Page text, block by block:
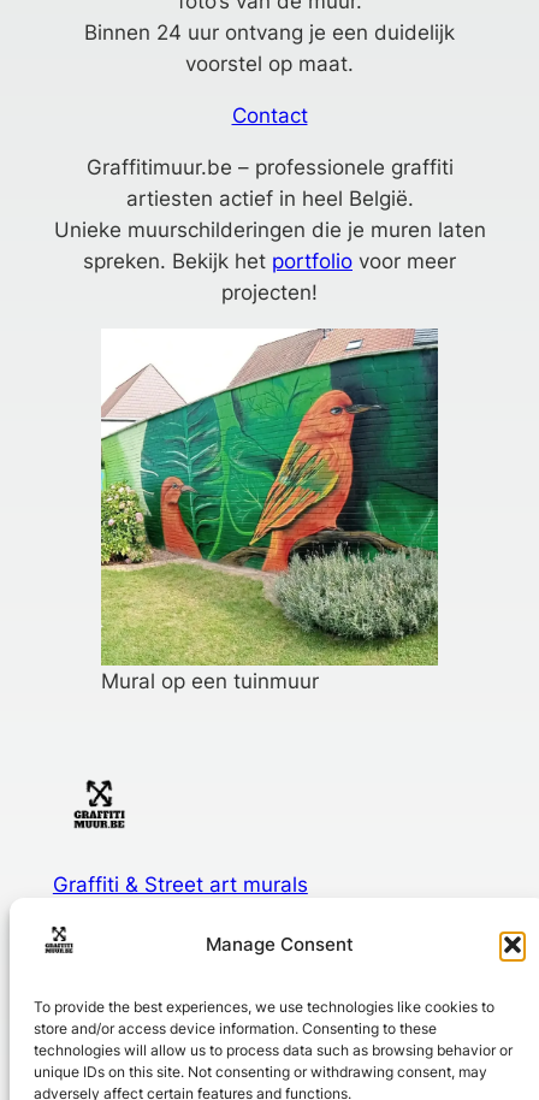
Manage Consent
To provide the best experiences, we use technologies like cookies to
store and/or access device information. Consenting to these
technologies will allow us to process data such as browsing behavior or
unique IDs on this site. Not consenting or withdrawing consent, may
adversely affect certain features and functions.
Binnen 24 uur ontvang je een duidelijk
voorstel op maat.
Contact
Graffitimuur.be – professionele graffiti
artiesten actief in heel België.
Unieke muurschilderingen die je muren laten
spreken. Bekijk het portfolio voor meer
projecten!
Mural op een tuinmuur
Graffiti & Street art murals
Graffiti en streetart voor op school, bedrijf of in je stad
About
Over ons
Portfolio
Privacy
Privacy Policy
Algemene voorwaarden
Social
Youtube
Instagram